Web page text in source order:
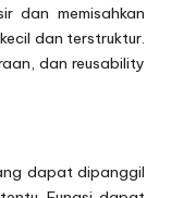
dan memisahkan
dan terstruktur.
dan reusability
dapat dipanggil